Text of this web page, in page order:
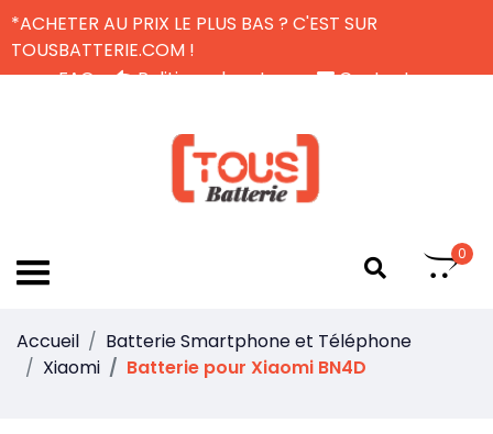
*ACHETER AU PRIX LE PLUS BAS ? C'EST SUR
TOUSBATTERIE.COM !
FAQ
Politique de retour
Contactez-nous
0
Accueil
Batterie Smartphone et Téléphone
Xiaomi
Batterie pour Xiaomi BN4D